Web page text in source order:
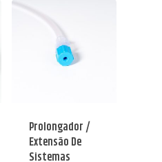
Prolongador /
Extensão De
Sistemas